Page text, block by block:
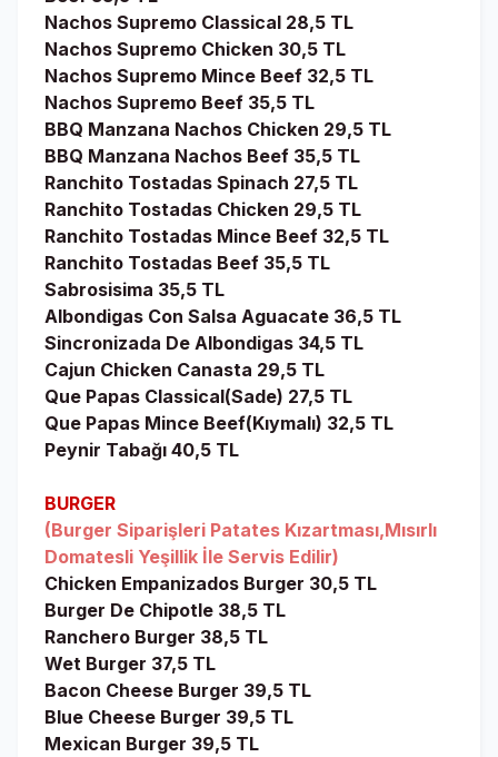
Nachos Supremo Classical 28,5 TL
Nachos Supremo Chicken 30,5 TL
Nachos Supremo Mince Beef 32,5 TL
Nachos Supremo Beef 35,5 TL
BBQ Manzana Nachos Chicken 29,5 TL
BBQ Manzana Nachos Beef 35,5 TL
Ranchito Tostadas Spinach 27,5 TL
Ranchito Tostadas Chicken 29,5 TL
Ranchito Tostadas Mince Beef 32,5 TL
Ranchito Tostadas Beef 35,5 TL
Sabrosisima 35,5 TL
Albondigas Con Salsa Aguacate 36,5 TL
Sincronizada De Albondigas 34,5 TL
Cajun Chicken Canasta 29,5 TL
Que Papas Classical(Sade) 27,5 TL
Que Papas Mince Beef(Kıymalı) 32,5 TL
Peynir Tabağı 40,5 TL
BURGER
(Burger Siparişleri Patates Kızartması,Mısırlı
Domatesli Yeşillik İle Servis Edilir)
Chicken Empanizados Burger 30,5 TL
Burger De Chipotle 38,5 TL
Ranchero Burger 38,5 TL
Wet Burger 37,5 TL
Bacon Cheese Burger 39,5 TL
Blue Cheese Burger 39,5 TL
Mexican Burger 39,5 TL